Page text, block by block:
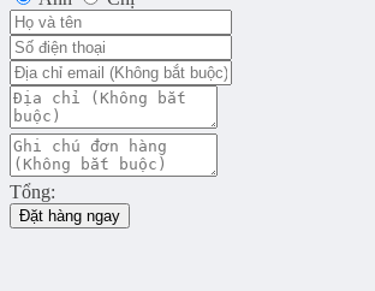
Tổng:
Đặt hàng ngay